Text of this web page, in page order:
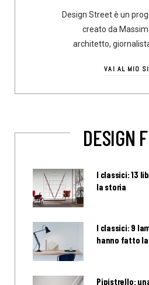
Design Street è un
creato da
architetto,
VAI AL MIO
DESIGN
I classici: 13
la storia
I classici: 9
hanno fatto
Pipistrello: